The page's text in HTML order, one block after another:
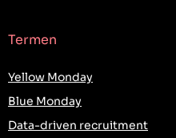
Termen
Yellow Monday
Blue Monday
Data-driven recruitment